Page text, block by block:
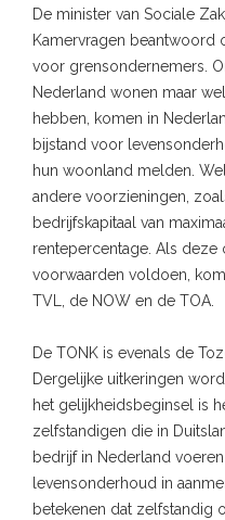
De minister van Sociale
Kamervragen beantwoord
voor grensondernemers.
Nederland wonen maar
hebben, komen in
bijstand voor
hun woonland melden.
andere voorzieningen,
bedrijfskapitaal van
rentepercentage. Als deze
voorwaarden voldoen,
TVL, de NOW en de TOA.
De TONK is evenals de
Dergelijke uitkeringen
het gelijkheidsbeginsel is
zelfstandigen die in
bedrijf in Nederland
levensonderhoud in
betekenen dat zelfstandig